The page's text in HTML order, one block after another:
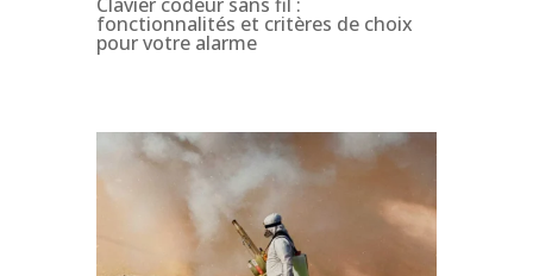
fonctionnalités et critères de choix
pour votre alarme